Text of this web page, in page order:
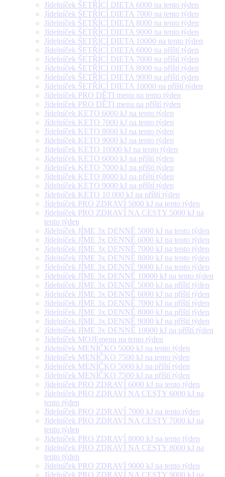
Jídelníček ŠETŘÍCÍ DIETA 6000 na tento týden
Jídelníček ŠETŘÍCÍ DIETA 7000 na tento týden
Jídelníček ŠETŘÍCÍ DIETA 8000 na tento týden
Jídelníček ŠETŘÍCÍ DIETA 9000 na tento týden
Jídelníček ŠETŘÍCÍ DIETA 10000 na tento týden
Jídelníček ŠETŘÍCÍ DIETA 6000 na příští týden
Jídelníček ŠETŘÍCÍ DIETA 7000 na příští týden
Jídelníček ŠETŘÍCÍ DIETA 8000 na příští týden
Jídelníček ŠETŘÍCÍ DIETA 9000 na příští týden
Jídelníček ŠETŘÍCÍ DIETA 10000 na příští týden
Jídelníček PRO DĚTI menu na tento týden
Jídelníček PRO DĚTI menu na příští týden
Jídelníček KETO 6000 kJ na tento týden
Jídelníček KETO 7000 kJ na tento týden
Jídelníček KETO 8000 kJ na tento týden
Jídelníček KETO 9000 kJ na tento týden
Jídelníček KETO 10000 kJ na tento týden
Jídelníček KETO 6000 kJ na příští týden
Jídelníček KETO 7000 kJ na příští týden
Jídelníček KETO 8000 kJ na příští týden
Jídelníček KETO 9000 kJ na příští týden
Jídelníček KETO 10 000 kJ na příští týden
Jídelníček PRO ZDRAVÍ 5000 kJ na tento týden
Jídelníček PRO ZDRAVÍ NA CESTY 5000 kJ na
tento týden
Jídelníček JÍME 3x DENNĚ 5000 kJ na tento týden
Jídelníček JÍME 3x DENNĚ 6000 kJ na tento týden
Jídelníček JÍME 3x DENNĚ 7000 kJ na tento týden
Jídelníček JÍME 3x DENNĚ 8000 kJ na tento týden
Jídelníček JÍME 3x DENNĚ 9000 kJ na tento týden
Jídelníček JÍME 3x DENNĚ 10000 kJ na tento týden
Jídelníček JÍME 3x DENNĚ 5000 kJ na příští týden
Jídelníček JÍME 3x DENNĚ 6000 kJ na příští týden
Jídelníček JÍME 3x DENNĚ 7000 kJ na příští týden
Jídelníček JÍME 3x DENNĚ 8000 kJ na příští týden
Jídelníček JÍME 3x DENNĚ 9000 kJ na příští týden
Jídelníček JÍME 3x DENNĚ 10000 kJ na příští týden
Jídelníček MOJEmenu na tento týden
Jídelníček MENÍČKO 5000 kJ na tento týden
Jídelníček MENÍČKO 7500 kJ na tento týden
Jídelníček MENÍČKO 5000 kJ na příští týden
Jídelníček MENÍČKO 7500 kJ na příští týden
Jídelníček PRO ZDRAVÍ 6000 kJ na tento týden
Jídelníček PRO ZDRAVÍ NA CESTY 6000 kJ na
tento týden
Jídelníček PRO ZDRAVÍ 7000 kJ na tento týden
Jídelníček PRO ZDRAVÍ NA CESTY 7000 kJ na
tento týden
Jídelníček PRO ZDRAVÍ 8000 kJ na tento týden
Jídelníček PRO ZDRAVÍ NA CESTY 8000 kJ na
tento týden
Jídelníček PRO ZDRAVÍ 9000 kJ na tento týden
Jídelníček PRO ZDRAVÍ NA CESTY 9000 kJ na